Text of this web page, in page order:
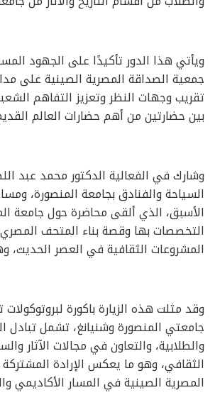
ويأتي هذا الدور تأكيدًا على الجهود
تقريب وجهات النظر وتعزيز التفاهم
بين حضارتين من أهم حضارات العالم
وشارك في الفعالية الدكتور محمد عبد
السياحة والفنادق بجامعة المنصورة،
الأسبق، الذي ألقى محاضرة حول جامعة
التخصصات بها وقصة بناء المتحف المصري
المشروعات الثقافية في العصر الحديث،
وقد مثلت هذه الزيارة باكورة لبروتوكولات
جامعتي المنصورة وشنيانغ، تشمل تبادل
والطلابية، والتعاون في مجالات الآثار
الثقافي، وهو ما يعكس الإرادة المشتركة
المصرية الصينية في المسار الأكاديمي